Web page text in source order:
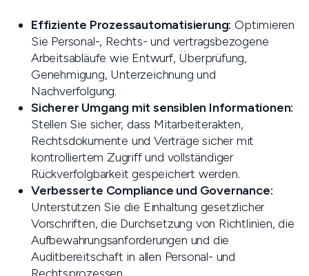
Effiziente Prozessautomatisierung: Optimieren
Sie Personal-, Rechts- und vertragsbezogene
Arbeitsabläufe wie Entwurf, Überprüfung,
Genehmigung, Unterzeichnung und
Nachverfolgung.
Sicherer Umgang mit sensiblen Informationen:
Stellen Sie sicher, dass Mitarbeiterakten,
Rechtsdokumente und Verträge sicher mit
kontrolliertem Zugriff und vollständiger
Rückverfolgbarkeit gespeichert werden.
Verbesserte Compliance und Governance:
Unterstützen Sie die Einhaltung gesetzlicher
Vorschriften, die Durchsetzung von Richtlinien, die
Aufbewahrungsanforderungen und die
Auditbereitschaft in allen Personal- und